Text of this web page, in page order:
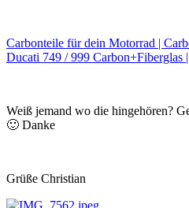
Carbonteile für dein Motorrad |
Ducati 749 / 999 Carbon+Fiberglas
Weiß jemand wo die hingehören?
🙂 Danke
Grüße Christian